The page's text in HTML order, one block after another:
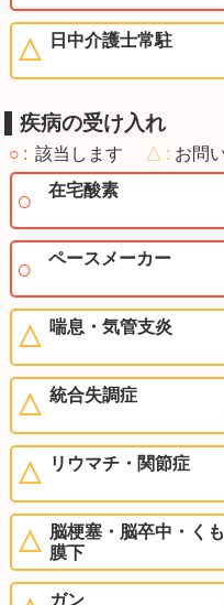
日中介護士常駐
疾病の受け入れ
○ 該当します △
お問
在宅酸素
ペースメーカー
喘息・気管支炎
統合失調症
リウマチ・関節症
脳梗塞・脳卒中・くも
膜下
ガン